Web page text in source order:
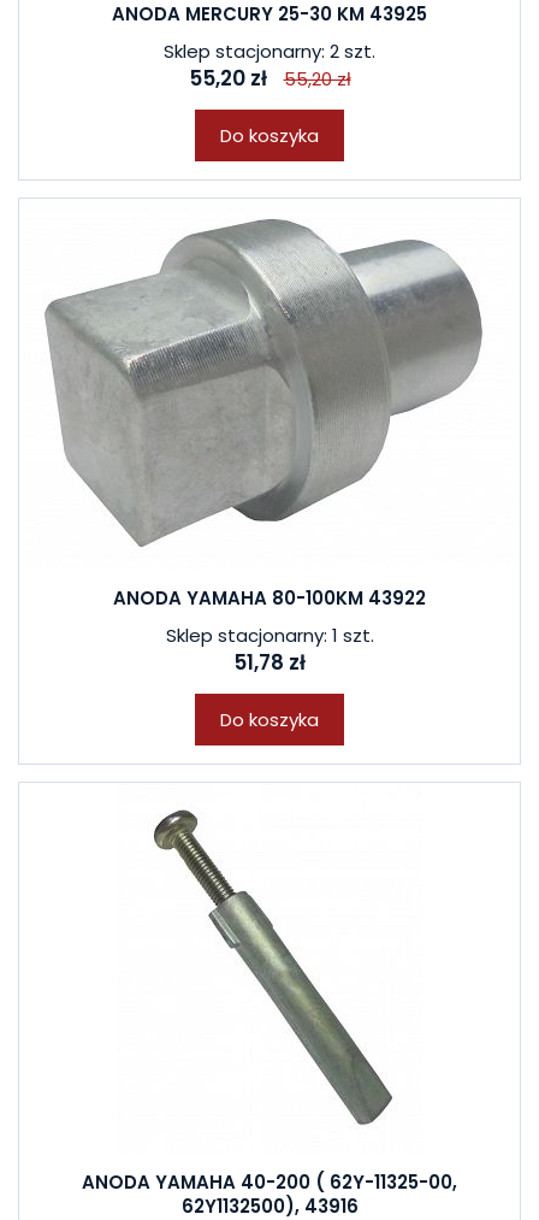
ANODA MERCURY 25-30 KM 43925
Sklep stacjonarny: 2 szt.
55,20 zł 55,20 zł
Do koszyka
ANODA YAMAHA 80-100KM 43922
Sklep stacjonarny: 1 szt.
51,78 zł
Do koszyka
ANODA YAMAHA 40-200 ( 62Y-11325-00,
62Y1132500), 43916